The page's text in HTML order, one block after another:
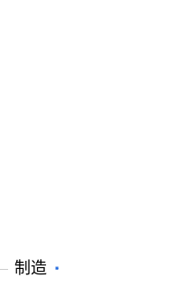
制造